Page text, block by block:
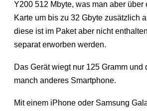
Y200 512 Mbyte, was man aber über
Karte um bis zu 32 Gbyte zusätzlich
diese ist im Paket aber nicht
separat erworben werden.
Das Gerät wiegt nur 125 Gramm und
manch anderes Smartphone.
Mit einem iPhone oder Samsung